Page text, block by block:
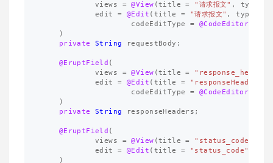
views
= @View ( title = "请求报文" , type
edit
= @Edit ( title = "请求报文" , type
codeEditType
= @CodeEditorType
)
private
String requestBody ;
@EruptField (
views
= @View ( title =
edit
= @Edit ( title = "responseHeaders"
codeEditType
= @CodeEditorType
)
private
String responseHeaders ;
@EruptField (
views
= @View ( title = "status_code"
edit
= @Edit ( title = "status_code"
)